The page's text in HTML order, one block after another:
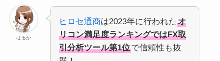
はるか
ヒロセ通商は2023年に行われた オ
リコン満足度ランキングではFX取
引分析ツール第1位で信頼性も抜